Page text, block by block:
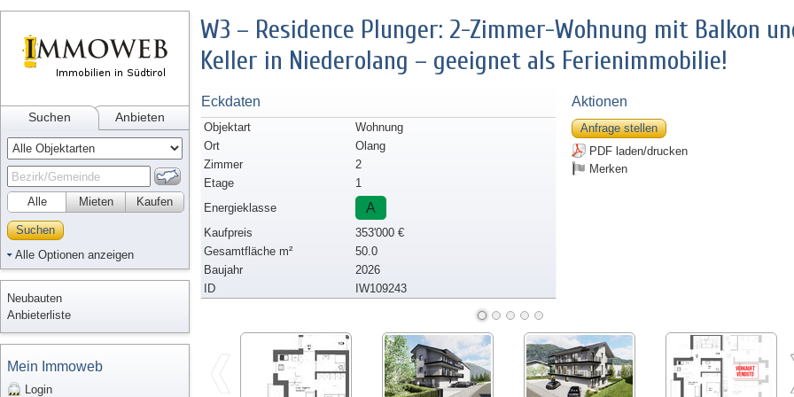
Suchen Anbieten
Alle Kaufen
Mieten
Suchen
Alle Optionen anzeigen
Neubauten
Anbieterliste
Mein Immoweb
Login
W3 – Residence Plunger: 2-Zimmer-Wohnung mit Balkon
Keller in Niederolang – geeignet als Ferienimmobilie!
Eckdaten
Objektart
Wohnung
Ort
Olang
Zimmer
2
Etage
1
Energieklasse
A
Kaufpreis
353'000 €
Gesamtfläche m²
50.0
Baujahr
2026
ID
IW109243
Aktionen
Anfrage stellen
PDF laden/drucken
Merken